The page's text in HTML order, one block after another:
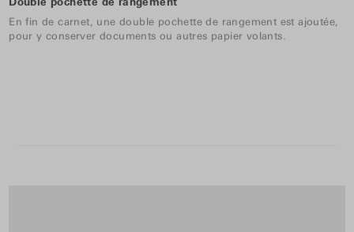
En fin de carnet, une double pochette de rangement est ajoutée,
pour y conserver documents ou autres papier volants.